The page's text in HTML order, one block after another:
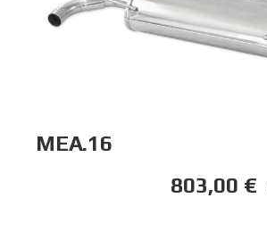
MEA.16
803,00 €